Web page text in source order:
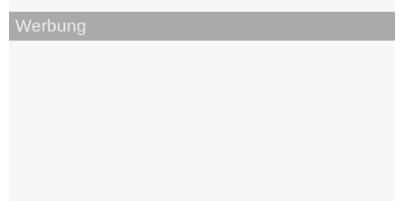
Werbung